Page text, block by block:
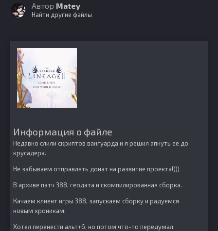
Автор Matey
Найти другие файлы
Информация о файле
Недавно слили скриптов вангуарда и я решил апнуть ее до
крусадера.
Не забываем отправлять донат на развитие проекта!)))
В архиве патч 388, геодата и скомпилированная сборка.
Качаем клиент игры 388, запускаем сборку и радуемся
новым хроникам.
Хотел перенести альт+б, но потом что-то передумал.